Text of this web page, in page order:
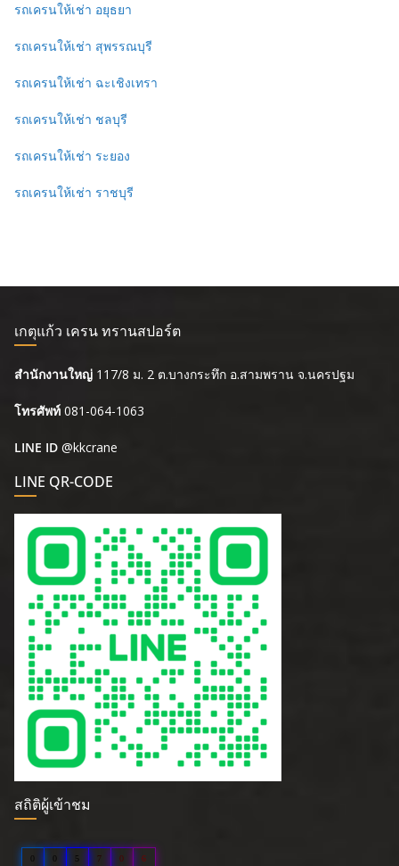
รถเครนให้เช่า อยุธยา
รถเครนให้เช่า สุพรรณบุรี
รถเครนให้เช่า ฉะเชิงเทรา
รถเครนให้เช่า ชลบุรี
รถเครนให้เช่า ระยอง
รถเครนให้เช่า ราชบุรี
เกตุแก้ว เครน ทรานสปอร์ต
สำนักงานใหญ่ 117/8 ม. 2 ต.บางกระทึก อ.สามพราน จ.นครปฐม
โทรศัพท์ 081-064-1063
LINE ID @kkcrane
LINE QR-CODE
สถิติผู้เข้าชม
5 7 0 6